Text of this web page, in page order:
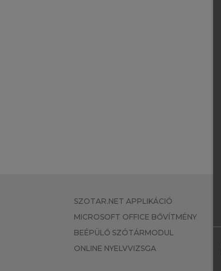
SZOTAR.NET APPLIKÁCIÓ
MICROSOFT OFFICE BŐVÍTMÉNY
BEÉPÜLŐ SZÓTÁRMODUL
ONLINE NYELVVIZSGA